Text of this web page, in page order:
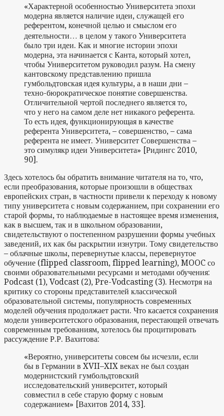
«Характерной особенностью Университета эпохи
модерна является наличие идеи, служащей его
референтом, конечной целью и смыслом его
деятельности… в целом у такого Университета
было три идеи. Как и многие истории эпохи
модерна, эта начинается с Канта, который хотел,
чтобы Университетом руководил разум. На смену
кантовскому представлению пришла
гумбольдтовская идея культуры, а в наши дни –
техно-бюрократическое понятие совершенства.
Отличительной чертой последнего является то,
что у него на самом деле нет никакого референта.
То есть идея, функционирующая в качестве
референта Университета, – совершенство, – сама
референта не имеет. Университет Совершенства –
это симулякр идеи Университета» [Ридингс 2010,
90].
Здесь хотелось бы обратить внимание читателя на то, что,
если преобразования, которые произошли в обществах
европейских стран, в частности привели к переходу к новому
типу университета с новым содержанием, при сохранении его
старой формы, то наблюдаемые в настоящее время изменения,
как в высшем, так и в школьном образовании,
свидетельствуют о постепенном разрушении формы учебных
заведений, их как бы раскрытии изнутри. Тому свидетельство
– облачные школы, перевернутые классы, перевернутое
обучение (flipped classroom, flipped learning), MOOC со
своими образовательными ресурсами и методами обучения:
Podcast (1), Vodcast (2), Pre-Vodcasting (3). Несмотря на
критику со стороны представителей классической
образовательной системы, популярность современных
моделей обучения продолжает расти. Что касается сохранения
модели университетского образования, перестающей отвечать
современным требованиям, хотелось бы процитировать
рассуждение Р.Р. Вахитова:
«Вероятно, университеты совсем бы исчезли, если
бы в Германии в XVII–XIX веках не был создан
модернистский гумбольдтовский
исследовательский университет, который
совместил в себе старую форму с новым
содержанием» [Вахитов 2014, 33].